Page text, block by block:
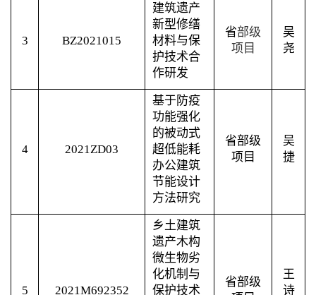
3 BZ2021015
建筑遗产
新型修缮
材料与保
护技术合
作研发
省部级
项目
吴
尧
4 2021ZD03
基于防疫
功能强化
的被动式
超低能耗
办公建筑
节能设计
方法研究
省部级
项目
吴
捷
5 2021M692352
乡土建筑
遗产木构
微生物劣
化机制与
保护技术
省部级
王
诗